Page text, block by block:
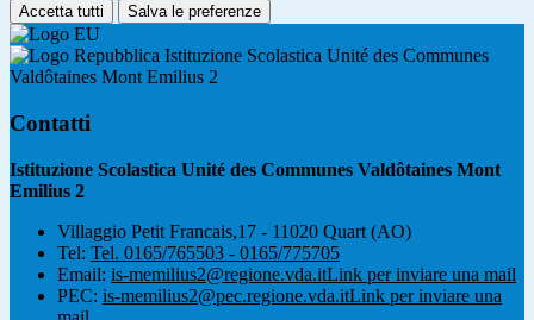
Accetta tutti Salva le preferenze
Istituzione Scolastica Unité des Communes
Valdôtaines Mont Emilius 2
Contatti
Istituzione Scolastica Unité des Communes Valdôtaines Mont
Emilius 2
Villaggio Petit Francais,17 - 11020 Quart (AO)
Tel: Tel. 0165/765503 - 0165/775705
Email: is-memilius2@regione.vda.itLink per inviare una mail
PEC: is-memilius2@pec.regione.vda.itLink per inviare una